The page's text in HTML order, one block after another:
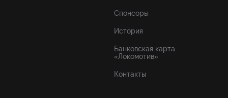
Спонсоры
История
Банковская карта
«Локомотив»
Контакты